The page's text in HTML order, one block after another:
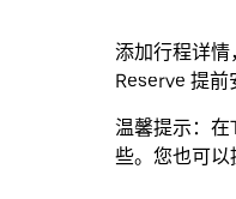
添加行程详
Reserve 提前
温馨提示： 在
些。您也可以